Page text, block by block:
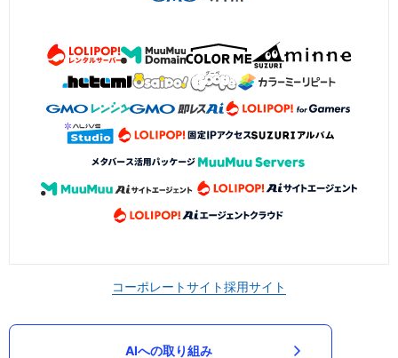
コーポレートサイト採用サイト
AIへの取り組み